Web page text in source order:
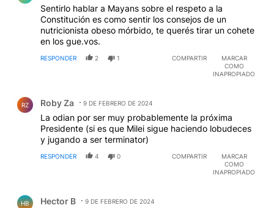
Sentirlo hablar a Mayans sobre el respeto a la
Constitución es como sentir los consejos de un
nutricionista obeso mórbido, te querés tirar un cohete
en los gue.vos.
RESPONDER 2 1 COMPARTIR
MARCAR
COMO
INAPROPIADO
RZ Roby Za 9 DE FEBRERO DE 2024
La odian por ser muy probablemente la próxima
Presidente (si es que Milei sigue haciendo lobudeces
y jugando a ser terminator)
RESPONDER 4 0 COMPARTIR
MARCAR
COMO
INAPROPIADO
HB Hector B 9 DE FEBRERO DE 2024